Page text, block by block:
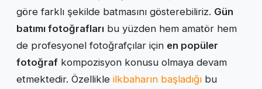
göre farklı şekilde batmasını gösterebiliriz. Gün
batımı fotoğrafları bu yüzden hem amatör hem
de profesyonel fotoğrafçılar için en popüler
fotoğraf kompozisyon konusu olmaya devam
etmektedir. Özellikle ilkbaharın başladığı bu